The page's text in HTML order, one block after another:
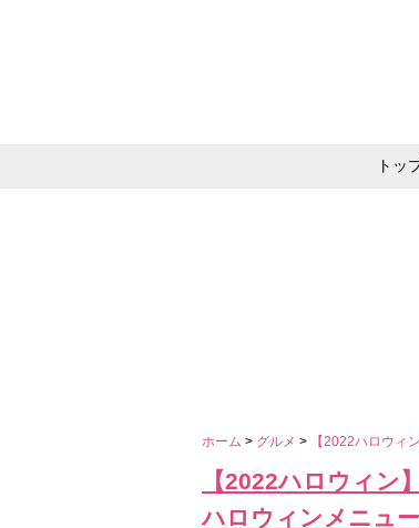
トッ
ホーム > グルメ > 【2022ハロウ
【2022ハロウィ
ハロウィンメニュ